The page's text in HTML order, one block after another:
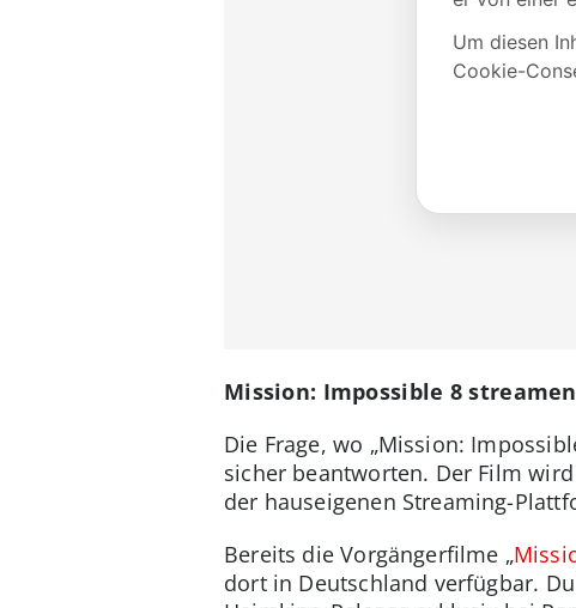
Mission: Impossible 8
Die Frage, wo „Mission:
sicher beantworten. Der Film
der hauseigenen Streaming-
Bereits die Vorgängerfilme „
dort in Deutschland verfügbar.